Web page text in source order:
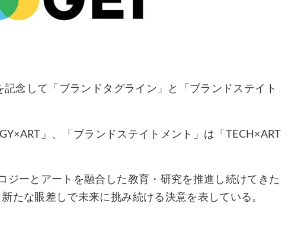
念して「ブランドタグライン」と「ブランドステイト
」、「ブランドステイトメント」は「TECH×ART
ジーとアートを融合した教育・研究を推進し続けてきた
たな眼差しで未来に挑み続ける決意を表している。